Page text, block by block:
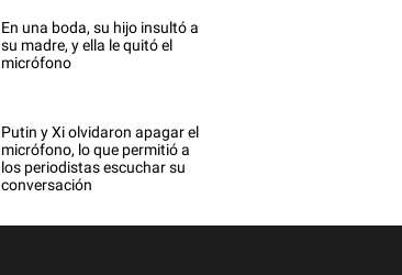
En una boda, su hijo insultó a
su madre, y ella le quitó el
micrófono
Putin y Xi olvidaron apagar el
micrófono, lo que permitió a
los periodistas escuchar su
conversación